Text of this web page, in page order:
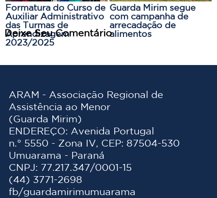
Formatura do Curso de
Auxiliar Administrativo
das Turmas de
Aprendizagem
2023/2025
Guarda Mirim segue
com campanha de
arrecadação de
alimentos
Deixe Seu Comentário
ARAM - Associação Regional de
Assistência ao Menor
(Guarda Mirim)
ENDEREÇO: Avenida Portugal
n.° 5550 - Zona IV, CEP: 87504-530
Umuarama - Paraná
CNPJ: 77.217.347/0001-15
(44) 3771-2698
fb/guardamirimumuarama